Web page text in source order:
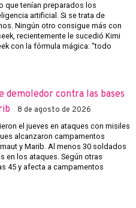
que tenían preparados los
artificial. Si se trata de
Ningún otro consigue más con
recientemente le sucedió Kimi
con la fórmula mágica: “todo
demoledor contra las bases
8 de agosto de 2026
el jueves en ataques con misiles
alcanzaron campamentos
y Marib. Al menos 30 soldados
en los ataques. Según otras
45 y afecta a campamentos